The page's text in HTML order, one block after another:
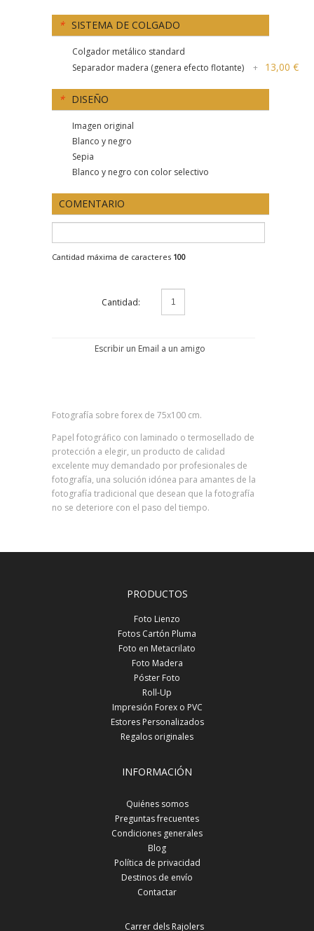
* SISTEMA DE COLGADO
Colgador metálico standard
Separador madera (genera efecto flotante)
+ 13,00 €
* DISEÑO
Imagen original
Blanco y negro
Sepia
Blanco y negro con color selectivo
COMENTARIO
Cantidad máxima de caracteres 100
Cantidad:
Escribir un Email a un amigo
Fotografía sobre forex de 75x100 cm.
Papel fotográfico con laminado o termosellado de
protección a elegir, un producto de calidad
excelente muy demandado por profesionales de
fotografía, una solución idónea para amantes de la
fotografía tradicional que desean que la fotografía
no se deteriore con el paso del tiempo.
PRODUCTOS
Foto Lienzo
Fotos Cartón Pluma
Foto en Metacrilato
Foto Madera
Póster Foto
Roll-Up
Impresión Forex o PVC
Estores Personalizados
Regalos originales
INFORMACIÓN
Quiénes somos
Preguntas frecuentes
Condiciones generales
Blog
Política de privacidad
Destinos de envío
Contactar
Carrer dels Rajolers